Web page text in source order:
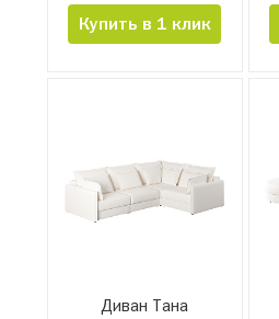
Купить в 1 клик
Диван Тана